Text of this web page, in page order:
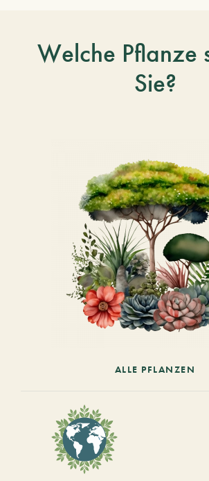
Welche Pflanze
Sie?
ALLE PFLANZEN